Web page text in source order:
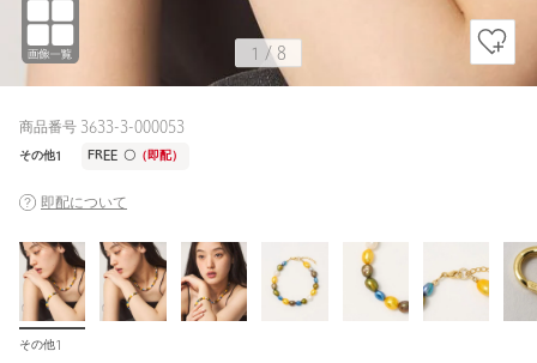
1 / 8
商品番号 3633-3-000053
その他1 FREE 〇（即配）
即配について
その他1